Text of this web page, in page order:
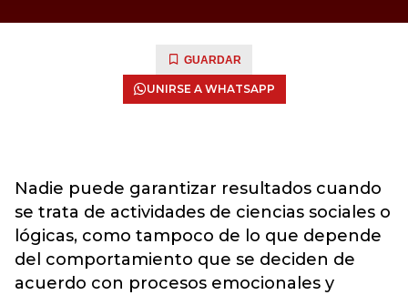
GUARDAR
UNIRSE A WHATSAPP
Nadie puede garantizar resultados cuando
se trata de actividades de ciencias sociales o
lógicas, como tampoco de lo que depende
del comportamiento que se deciden de
acuerdo con procesos emocionales y